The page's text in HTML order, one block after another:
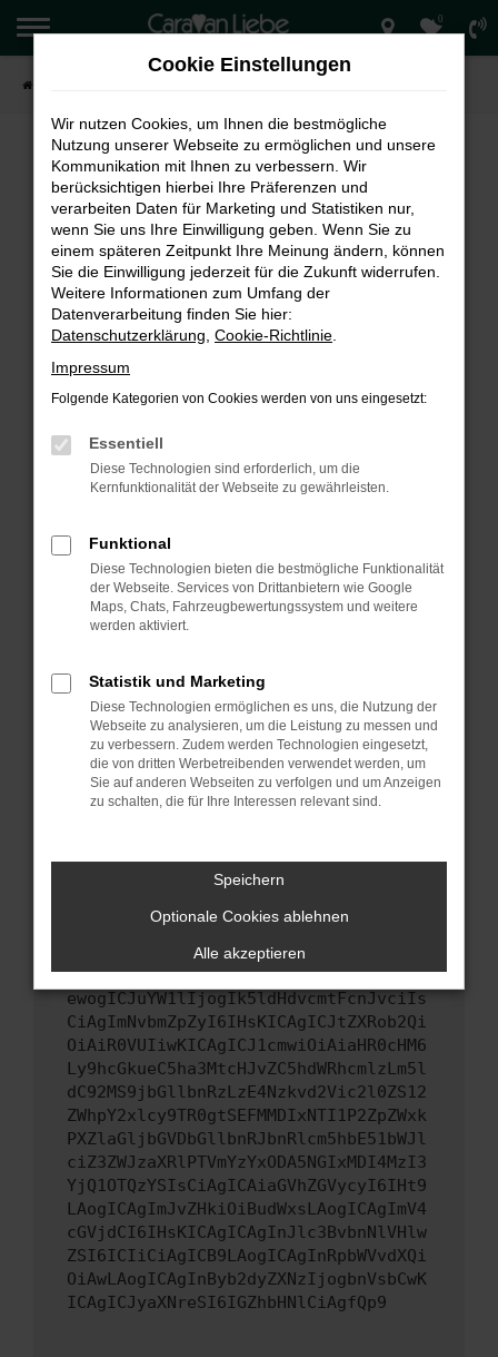
Zum
Hauptinhalt
springen
0
FEHLER: NETWORK ERROR
Beim Laden ist ein Fehler aufgetreten.
Hier sind ein paar Tipps, die dir helfen können:
Überprüfe deine Firewall und deine
Internetverbindung.
Laden andere Webseiten, zum Beispiel deine
Suchmaschine?
Prüfe deine Browsererweiterungen.
können das Laden bestimmter Seiten
verhindern. Funktioniert die Seite in einem
Starte dein Gerät neu.
Das kann manchmal helfen, vorübergehende
Probleme zu beheben.
sind.
Veraltete Software birgt nicht nur ein
Sicherheitsrisiko, sondern kann auch dazu
führen, dass bestimmte Funktionen nicht mehr
unterstützt werden.
hast, kontaktiere uns bitte. Wir werden
uns diesen Text schicken, um uns bei der
Fehlersuche zu unterstützen:
ewogICJuYW1lIjogIk5ldHdvcmtFcnJvciIs
CiAgImNvbmZpZyI6IHsKICAgICJtZXRob2Qi
OiAiR0VUIiwKICAgICJ1cmwiOiAiaHR0cHM6
Ly9hcGkueC5ha3MtcHJvZC5hdWRhcmlzLm5l
dC92MS9jbGllbnRzLzE4Nzkvd2Vic2l0ZS12
ZWhpY2xlcy9TR0gtSEFMMDIxNTI1P2ZpZWxk
PXZlaGljbGVDbGllbnRJbnRlcm5hbE51bWJl
ciZ3ZWJzaXRlPTVmYzYxODA5NGIxMDI4MzI3
YjQ1OTQzYSIsCiAgICAiaGVhZGVycyI6IHt9
LAogICAgImJvZHkiOiBudWxsLAogICAgImV4
cGVjdCI6IHsKICAgICAgInJlc3BvbnNlVHlw
ZSI6ICIiCiAgICB9LAogICAgInRpbWVvdXQi
OiAwLAogICAgInByb2dyZXNzIjogbnVsbCwK
ICAgICJyaXNreSI6IGZhbHNlCiAgfQp9
Cookie Einstellungen
Wir nutzen Cookies, um Ihnen die bestmögliche
Nutzung unserer Webseite zu ermöglichen und unsere
Kommunikation mit Ihnen zu verbessern. Wir
berücksichtigen hierbei Ihre Präferenzen und
verarbeiten Daten für Marketing und Statistiken nur,
wenn Sie uns Ihre Einwilligung geben. Wenn Sie zu
einem späteren Zeitpunkt Ihre Meinung ändern, können
Sie die Einwilligung jederzeit für die Zukunft widerrufen.
Weitere Informationen zum Umfang der
Datenverarbeitung finden Sie hier:
Datenschutzerklärung Cookie-Richtlinie
Impressum
Folgende Kategorien von Cookies werden von uns eingesetzt:
Essentiell
Diese Technologien sind erforderlich, um die
Kernfunktionalität der Webseite zu gewährleisten.
Funktional
Diese Technologien bieten die bestmögliche Funktionalität
der Webseite. Services von Drittanbietern wie Google
Maps, Chats, Fahrzeugbewertungssystem und weitere
werden aktiviert.
Statistik und Marketing
Diese Technologien ermöglichen es uns, die Nutzung der
Webseite zu analysieren, um die Leistung zu messen und
zu verbessern. Zudem werden Technologien eingesetzt,
die von dritten Werbetreibenden verwendet werden, um
Sie auf anderen Webseiten zu verfolgen und um Anzeigen
zu schalten, die für Ihre Interessen relevant sind.
Speichern
Optionale Cookies ablehnen
Alle akzeptieren